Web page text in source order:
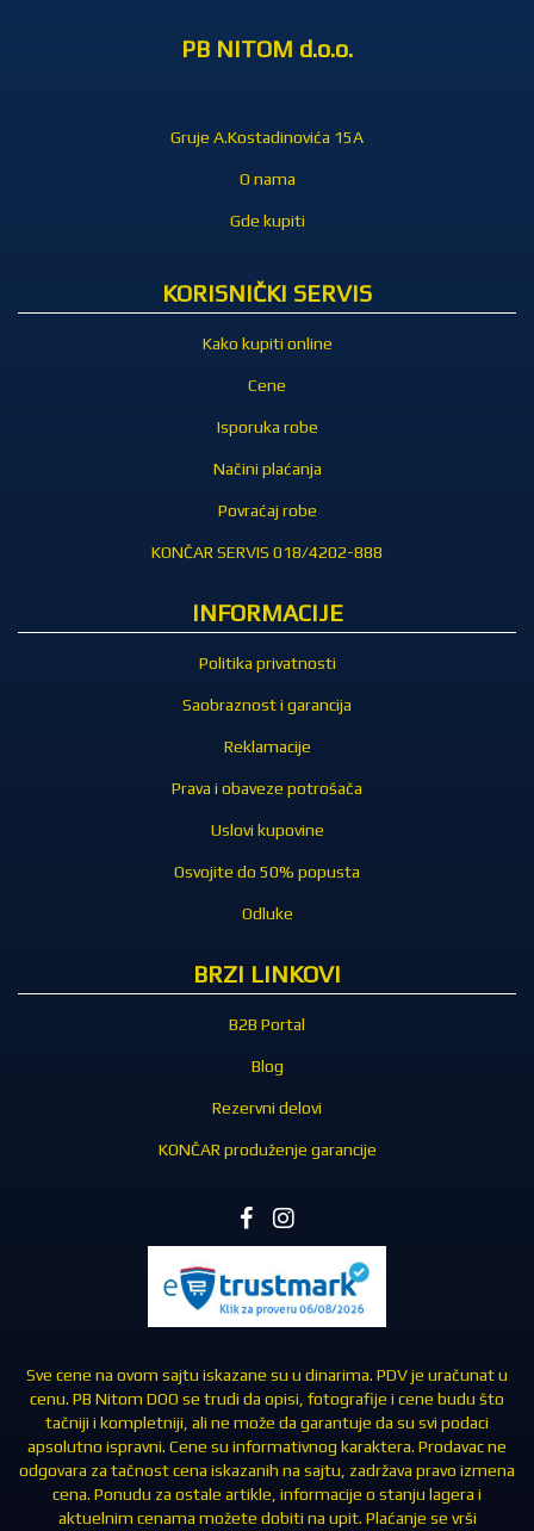
PB NITOM d.o.o.
Gruje A.Kostadinovića 15A
O nama
Gde kupiti
KORISNIČKI SERVIS
Kako kupiti online
Cene
Isporuka robe
Načini plaćanja
Povraćaj robe
KONČAR SERVIS 018/4202-888
INFORMACIJE
Politika privatnosti
Saobraznost i garancija
Reklamacije
Prava i obaveze potrošača
Uslovi kupovine
Osvojite do 50% popusta
Odluke
BRZI LINKOVI
B2B Portal
Blog
Rezervni delovi
KONČAR produženje garancije
Sve cene na ovom sajtu iskazane su u dinarima. PDV je uračunat u
cenu. PB Nitom DOO se trudi da opisi, fotografije i cene budu što
tačniji i kompletniji, ali ne može da garantuje da su svi podaci
apsolutno ispravni. Cene su informativnog karaktera. Prodavac ne
odgovara za tačnost cena iskazanih na sajtu, zadržava pravo izmena
cena. Ponudu za ostale artikle, informacije o stanju lagera i
aktuelnim cenama možete dobiti na upit. Plaćanje se vrši